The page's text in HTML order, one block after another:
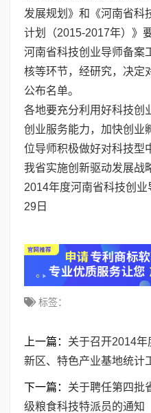
发展规划》和《河南省科
计划（2015-2017年）》
河南省科技创业导师备案
核等环节，经研究，决定
公布名单。
各地要充分利用好科技创
创业服务能力，加快创业
位导师积极做好对科技型
我省实施创新驱动发展战
2014年度河南省科技创业
29日
标签：
上一篇： 关于召开2014
新区、特色产业基地统计
下一篇： 关于聘任第四批
级粮食科技特派员的通知